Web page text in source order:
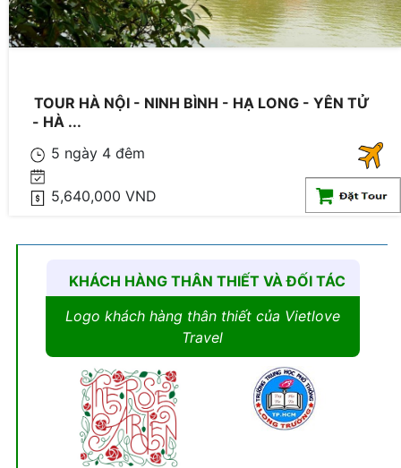
TOUR HÀ NỘI - NINH BÌNH - HẠ LONG - YÊN TỬ
- HÀ ...
5 ngày 4 đêm
5,640,000 VND
KHÁCH HÀNG THÂN THIẾT VÀ ĐỐI TÁC
Logo khách hàng thân thiết của Vietlove
Travel